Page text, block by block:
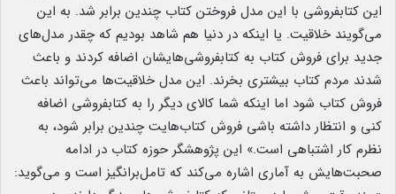
این کتابفروشی با این مدل فروختن کتاب چندین برابر شد. به این
می‌گویند خلاقیت. یا اینکه در دنیا هم شاهد بودیم که چقدر مدل‌های
جدید برای فروش کتاب به کتابفروشی‌هایشان اضافه کردند و باعث
شدند مردم کتاب بیشتری بخرند. این مدل خلاقیت‌ها می‌تواند باعث
فروش کتاب شود اما اینکه شما کالای دیگر را به کتابفروشی اضافه
کنی و انتظار داشته باشی فروش کتاب‌هایت چندین برابر شود، به
نظرم کار اشتباهی است.» این پژوهشگر حوزه کتاب در ادامه
صحبت‌هایش به آماری اشاره می‌کند که تامل‌برانگیز است و می‌گوید: